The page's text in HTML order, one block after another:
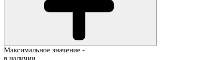
Максимальное значение -
в наличии